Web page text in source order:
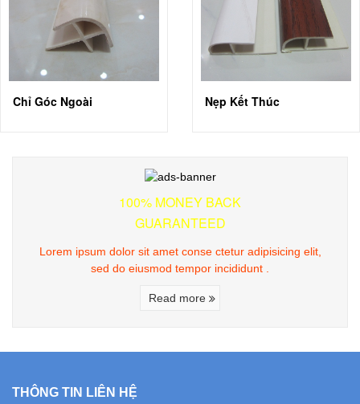
Chỉ Góc Ngoài Nẹp Kết Thúc
100% MONEY BACK
GUARANTEED
Lorem ipsum dolor sit amet conse ctetur adipisicing elit,
sed do eiusmod tempor incididunt .
Read more
THÔNG TIN LIÊN HỆ